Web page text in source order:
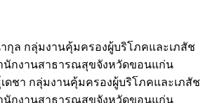
กุล กลุ่มงานคุ้มครองผู้บริโภคและเภสัช
นักงานสาธารณสุขจังหวัดขอนแก่น
ดชา กลุ่มงานคุ้มครองผู้บริโภคและเภสัช
นักงานสาธารณสุขจังหวัดขอนแก่น